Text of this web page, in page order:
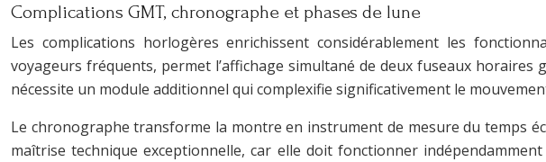
Complications GMT, chronographe et phases de lune
Les complications horlogères enrichissent considérablement les
voyageurs fréquents, permet l’affichage simultané de deux fuseaux
nécessite un module additionnel qui complexifie significativement le
Le chronographe transforme la montre en instrument de mesure du temps
maîtrise technique exceptionnelle, car elle doit fonctionner